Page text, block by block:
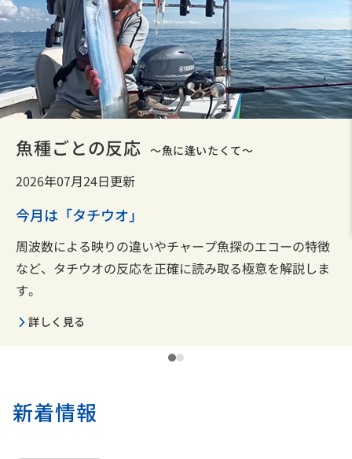
釣り魚の水中動画を定期更新中！
アオリイカやアマダイ、イサキ、カワハギなど、釣り魚
の生態を短い動画でご紹介しています。
新着情報